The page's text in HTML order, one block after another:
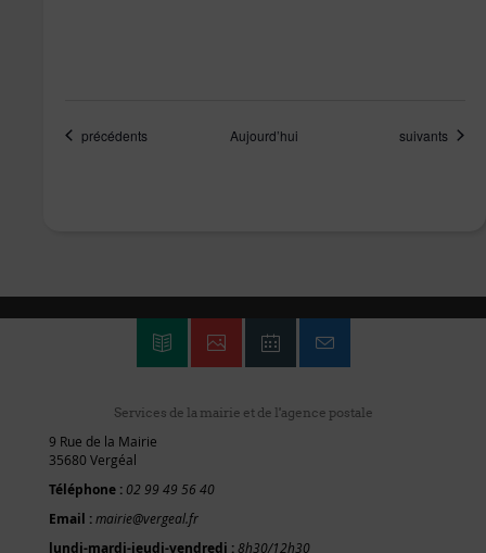
Évènements
précédents Aujourd’hui Évènements
suivants
Services de la mairie et de l'agence postale
9 Rue de la Mairie
35680 Vergéal
Téléphone : 02 99 49 56 40
Email :mairie@vergeal.fr
lundi-mardi-jeudi-vendredi :8h30/12h30